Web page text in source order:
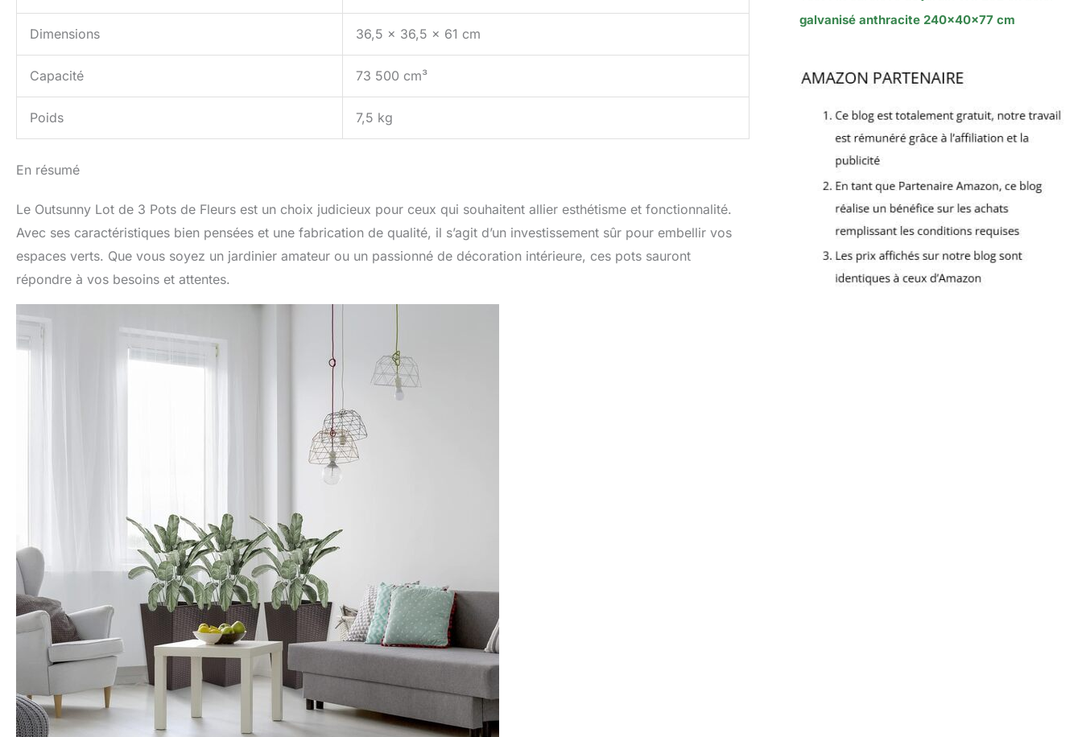
Dimensions 36,5 x 36,5 x 61 cm
Capacité 73 500 cm³
Poids 7,5 kg
En résumé
Le Outsunny Lot de 3 Pots de Fleurs est un choix judicieux pour ceux qui souhaitent allier esthétisme et fonctionnalité.
Avec ses caractéristiques bien pensées et une fabrication de qualité, il s’agit d’un investissement sûr pour embellir vos
espaces verts. Que vous soyez un jardinier amateur ou un passionné de décoration intérieure, ces pots sauront
répondre à vos besoins et attentes.
galvanisé anthracite 240x40x77 cm